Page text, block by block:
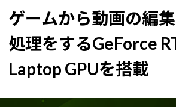
ゲームから動画の編
処理をするGeForce
Laptop GPUを搭載